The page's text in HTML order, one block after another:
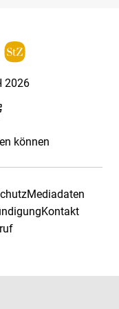
2026
können
Mediadaten
Kontakt